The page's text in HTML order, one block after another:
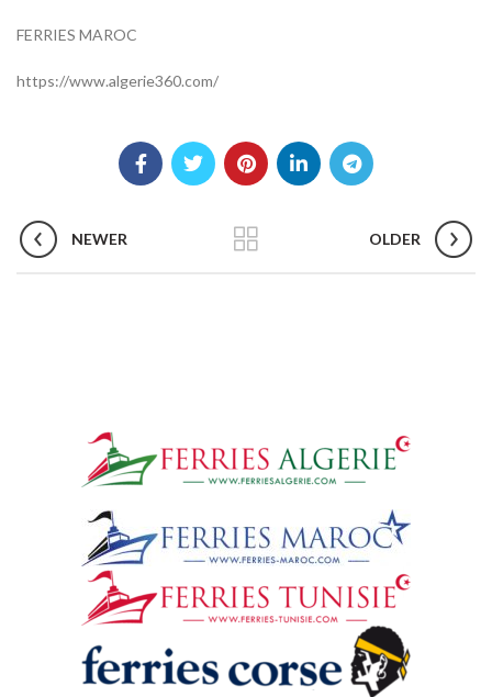
FERRIES MAROC
https://www.algerie360.com/
NEWER OLDER